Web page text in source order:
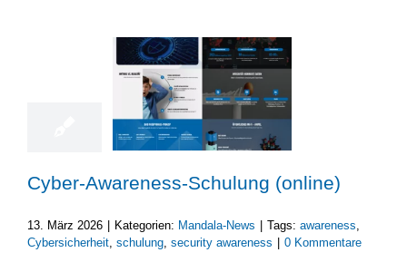
Cyber-Awareness-Schulung (online)
13. März 2026 | Kategorien: Mandala-News | Tags: awareness
Cybersicherheit schulung security awareness | 0 Kommentare